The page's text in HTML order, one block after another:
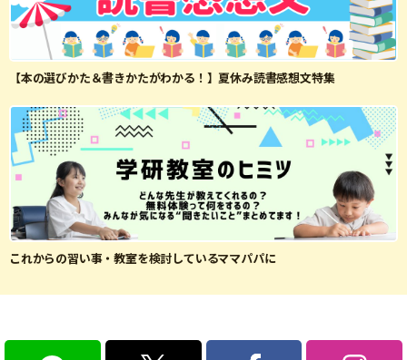
【本の選びかた＆書きかたがわかる！】夏休み読書感想文特集
これからの習い事・教室を検討しているママパパに